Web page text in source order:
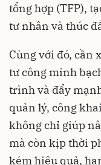
tổng hợp (TFP),
tư nhân và thúc
Cùng với đó, cần
tư công minh
trình và đẩy
quản lý, công
không chỉ giúp
mà còn kịp thời
kém hiệu quả,